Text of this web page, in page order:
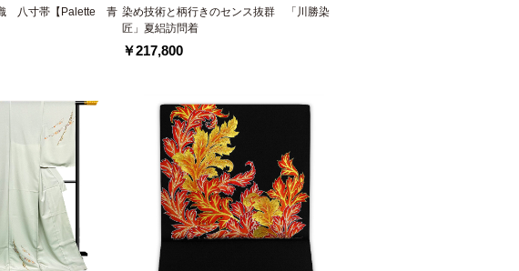
八寸帯【Palette 青 染め技術と柄行きのセンス抜群 「川勝染
匠」夏絽訪問着
￥217,800